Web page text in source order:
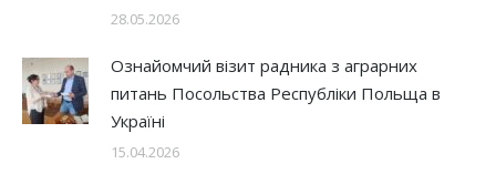
28.05.2026
Ознайомчий візит радника з аграрних
питань Посольства Республіки Польща в
Україні
15.04.2026